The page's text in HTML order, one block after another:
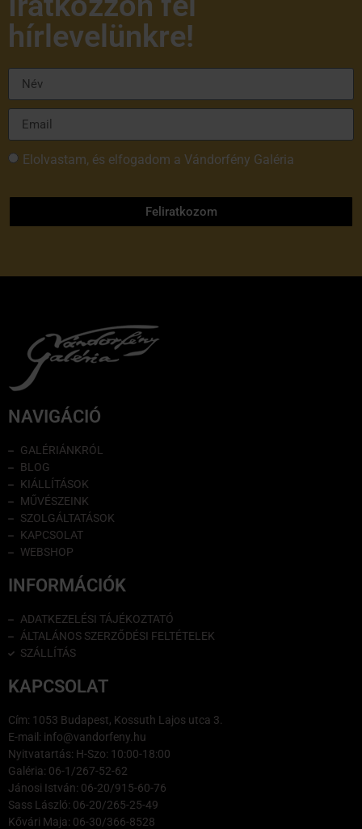
hírlevelünkre!
Elolvastam, és elfogadom a Vándorfény Galéria
Feliratkozom
NAVIGÁCIÓ
GALÉRIÁNKRÓL
BLOG
KIÁLLÍTÁSOK
MŰVÉSZEINK
SZOLGÁLTATÁSOK
KAPCSOLAT
WEBSHOP
INFORMÁCIÓK
ADATKEZELÉSI TÁJÉKOZTATÓ
ÁLTALÁNOS SZERZŐDÉSI FELTÉTELEK
SZÁLLÍTÁS
KAPCSOLAT
Cím: 1053 Budapest, Kossuth Lajos utca 3.
E-mail: info@vandorfeny.hu
Nyitvatartás: H-Szo: 10:00-18:00
Galéria: 06-1/267-52-62
Jánosi István: 06-20/915-60-76
Sass László: 06-20/265-25-49
Kővári Maja: 06-30/366-8528